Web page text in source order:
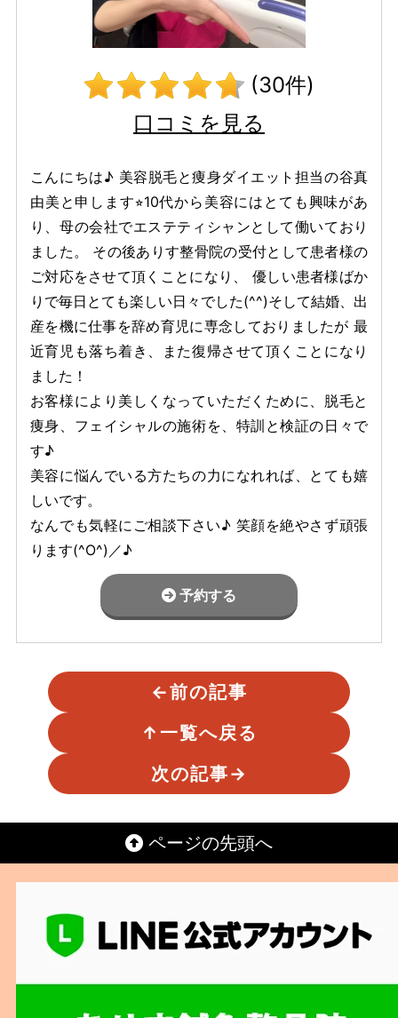
(30件)
口コミを見る
こんにちは♪ 美容脱毛と痩身ダイエット担当の谷真
由美と申します⭐︎10代から美容にはとても興味があ
り、母の会社でエステティシャンとして働いており
ました。 その後ありす整骨院の受付として患者様の
ご対応をさせて頂くことになり、 優しい患者様ばか
りで毎日とても楽しい日々でした(^^)そして結婚、出
産を機に仕事を辞め育児に専念しておりましたが 最
近育児も落ち着き、また復帰させて頂くことになり
ました！
お客様により美しくなっていただくために、脱毛と
痩身、フェイシャルの施術を、特訓と検証の日々で
す♪
美容に悩んでいる方たちの力になれれば、とても嬉
しいです。
なんでも気軽にご相談下さい♪ 笑顔を絶やさず頑張
ります(^O^)／♪
予約する
←前の記事
↑ 一覧へ戻る
次の記事→
ページの先頭へ